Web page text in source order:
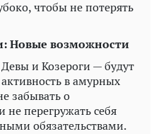
чтобы не потерять
Новые возможности
и Козероги — будут
в амурных
забывать о
перегружать себя
обязательствами.